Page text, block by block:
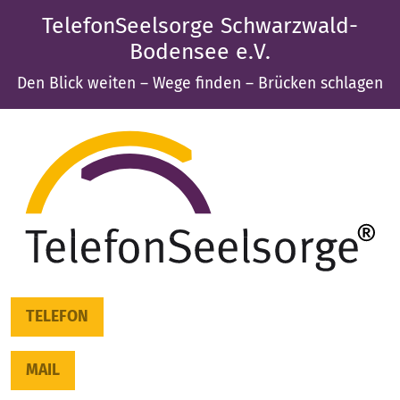
TelefonSeelsorge Schwarzwald-
Bodensee e.V.
Den Blick weiten – Wege finden – Brücken schlagen
TELEFON
MAIL